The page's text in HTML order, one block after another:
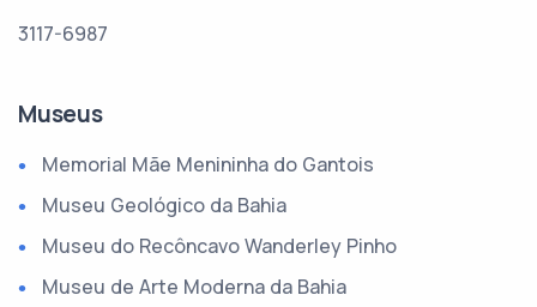
3117-6987
Museus
Memorial Mãe Menininha do Gantois
Museu Geológico da Bahia
Museu do Recôncavo Wanderley Pinho
Museu de Arte Moderna da Bahia